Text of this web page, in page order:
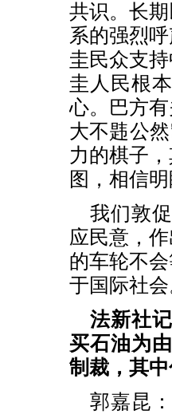
共识。长
系的强烈
圭民众支
圭人民根
心。巴方
大不韪公
力的棋子
图，相信明
我们敦
应民意，
的车轮不
于国际社会
法新社
买石油为
制裁，其
郭嘉昆